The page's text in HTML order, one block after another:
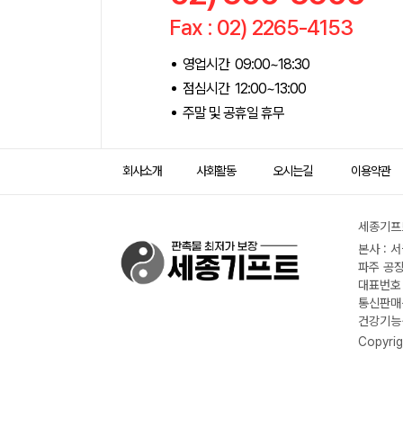
Fax : 02) 2265-4153
영업시간 09:00~18:30
점심시간 12:00~13:00
주말 및 공휴일 휴무
회사소개 사회활동 오시는길 이용약관
세종기
본사 :
파주 공
대표번
통신판
건강기